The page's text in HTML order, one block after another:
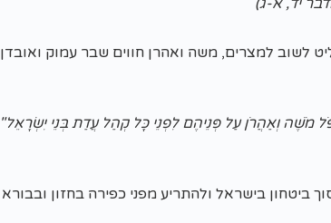
יד, א-ג)
לשוב למצרים, משה ואהרן חווים שבר עמוק ואובדן
מֹשֶׁה וְאַהֲרֹן עַל פְּנֵיהֶם לִפְנֵי כָּל קְהַל עֲדַת בְּנֵי יִשְׂרָאֵל"
ביטחון בישראל ולהתריע מפני כפירה בחזון ובבורא